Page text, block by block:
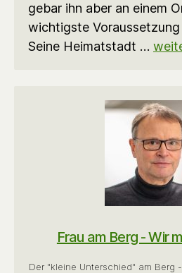
gebar ihn aber an einem
wichtigste
Seine Heimatstadt …
Frau am Berg - Wir
Der "kleine Unterschied" am Berg